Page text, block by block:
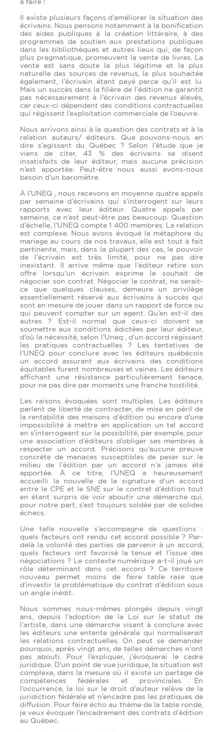
Il existe plusieurs façons d’améliorer la situation des
écrivains. Nous pensons notamment à la bonification
des aides publiques à la création littéraire, à des
programmes de soutien aux prestations publiques
dans les bibliothèques et autres lieux qui, de façon
plus pragmatique, promeuvent la vente de livres. La
vente est sans doute la plus légitime et la plus
naturelle des sources de revenus, la plus souhaitée
également, l’écrivain étant payé parce qu’il est lu.
Mais un succès dans la filière de l’édition ne garantit
pas nécessairement à l’écrivain des revenus élevés,
car ceux-ci dépendent des conditions contractuelles
qui régissent l’exploitation commerciale de l’oeuvre.
Nous arrivons ainsi à la question des contrats et à la
relation auteurs/ éditeurs. Que pouvons-nous en
dire s’agissant du Québec ? Selon l’étude que je
viens de citer, 43 % des écrivains se disent
insatisfaits de leur éditeur, mais aucune précision
n’est apportée. Peut-être nous aussi avons-nous
besoin d’un baromètre.
À l’UNEQ , nous recevons en moyenne quatre appels
par semaine d’écrivains qui s’interrogent sur leurs
rapports avec leur éditeur. Quatre appels par
semaine, ce n’est peut-être pas beaucoup. Question
d’échelle, l’UNEQ compte 1 400 membres. La relation
est complexe. Nous avons évoqué la métaphore du
mariage au cours de nos travaux, elle est tout à fait
pertinente, mais, dans la plupart des cas, le pouvoir
de l’écrivain est très limité, pour ne pas dire
inexistant. Il arrive même que l’éditeur retire son
offre lorsqu’un écrivain exprime le souhait de
négocier son contrat. Négocier le contrat, ne serait-
ce que quelques clauses, demeure un privilège
essentiellement réservé aux écrivains à succès qui
sont en mesure de jouer dans un rapport de force ou
qui peuvent compter sur un agent. Qu’en est-il des
autres ? Est-il normal que ceux-ci doivent se
soumettre aux conditions édictées par leur éditeur,
d’où la nécessité, selon l’Uneq , d’un accord régissant
les pratiques contractuelles ? Les tentatives de
l’UNEQ pour conclure avec les éditeurs québécois
un accord assurant aux écrivains des conditions
équitables furent nombreuses et vaines. Les éditeurs
affichant une résistance particulièrement tenace,
pour ne pas dire par moments une franche hostilité.
Les raisons évoquées sont multiples. Les éditeurs
parlent de liberté de contracter, de mise en péril de
la rentabilité des maisons d’édition ou encore d’une
impossibilité à mettre en application un tel accord
en s’interrogeant sur la possibilité, par exemple, pour
une association d’éditeurs d’obliger ses membres à
respecter un accord. Précisons qu’aucune preuve
concrète de menaces susceptibles de peser sur le
milieu de l’édition par un accord n’a jamais été
apportée. À ce titre, l’UNEQ a heureusement
accueilli la nouvelle de la signature d’un accord
entre le CPE et le SNE sur le contrat d’édition tout
en étant surpris de voir aboutir une démarche qui,
pour notre part, s’est toujours soldée par de solides
échecs.
Une telle nouvelle s’accompagne de questions :
quels facteurs ont rendu cet accord possible ? Par-
delà la volonté des parties de parvenir à un accord,
quels facteurs ont favorisé la tenue et l’issue des
négociations ? Le contexte numérique a-t-il joué un
rôle déterminant dans cet accord ? Ce territoire
nouveau permet moins de faire table rase que
d’investir la problématique du contrat d’édition sous
un angle inédit.
Nous sommes nous-mêmes plongés depuis vingt
ans, depuis l’adoption de la Loi sur le statut de
l’artiste, dans une démarche visant à conclure avec
les éditeurs une entente générale qui normaliserait
les relations contractuelles. On peut se demander
pourquoi, après vingt ans, de telles démarches n‘ont
pas abouti. Pour l’expliquer, j’évoquerai le cadre
juridique. D’un point de vue juridique, la situation est
complexe, dans la mesure où il existe un partage de
compétences fédérales et provinciales. En
l’occurrence, la loi sur le droit d’auteur relève de la
juridiction fédérale et n’encadre pas les pratiques de
diffusion. Pour faire écho au thème de la table ronde,
je veux évoquer l’encadrement des contrats d’édition
au Québec.